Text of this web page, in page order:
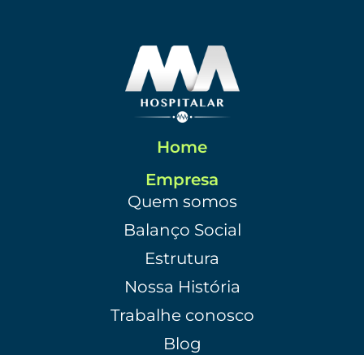
Home
Empresa
Quem somos
Balanço Social
Estrutura
Nossa História
Trabalhe conosco
Blog